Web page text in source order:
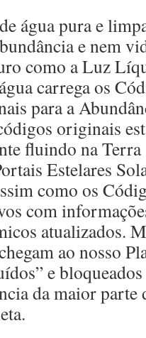
água pura e
e nem
como a Luz
carrega os
para a
originais
fluindo na Terra
Estelares
como os
com
atualizados.
ao nosso
e
da maior parte